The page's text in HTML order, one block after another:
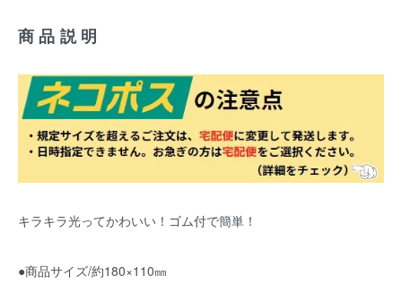
商品説明
キラキラ光ってかわいい！ゴム付で簡単！
●商品サイズ/約180×110㎜